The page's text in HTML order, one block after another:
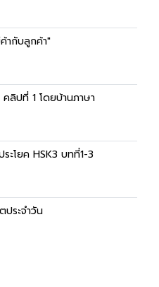
ากับลูกค้า"
ลิปที่ 1 โดยบ้านภาษา
ะโยค HSK3 บทที่1-3
ประจำวัน